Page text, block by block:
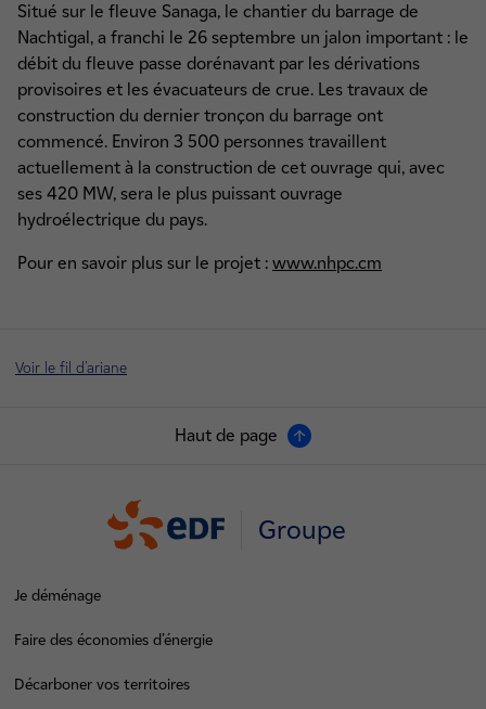
Situé sur le fleuve Sanaga, le chantier du barrage de
Nachtigal, a franchi le 26 septembre un jalon important : le
débit du fleuve passe dorénavant par les dérivations
provisoires et les évacuateurs de crue. Les travaux de
construction du dernier tronçon du barrage ont
commencé. Environ 3 500 personnes travaillent
actuellement à la construction de cet ouvrage qui, avec
ses 420 MW, sera le plus puissant ouvrage
hydroélectrique du pays.
Pour en savoir plus sur le projet : www.nhpc.cm
Voir le fil d'ariane
Haut de page
Groupe
Je déménage
Faire des économies d’énergie
Décarboner vos territoires